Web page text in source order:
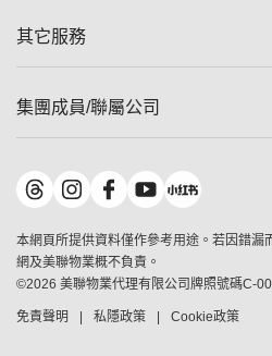
美聯豪宅
獨家樓盤
租盤
查詢熱線
按揭計算機
負擔能力計算機
轉按計算機
繳款方式
樓價指數
歷史成交
屋苑成交排行榜
地區百科
其它服務
屋苑專頁
美聯精英會
美善會
地產代理管理協會
申報已遞交的購樓意向登記
集團成員/聯屬公司
美聯物業
鋑聯控股*
美聯工商舖*
美聯中國
美聯澳門
美聯金融集團
本網頁所提供資料僅作參考用途。若因錯漏
網及美聯物業概不負責。
©2026 美聯物業代理有限公司牌照號碼C-
免責聲明 私隱政策 Cookie政策